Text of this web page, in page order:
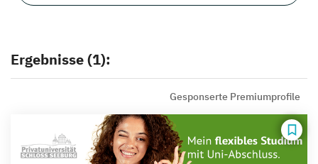
Ergebnisse (1):
Gesponserte Premiumprofile